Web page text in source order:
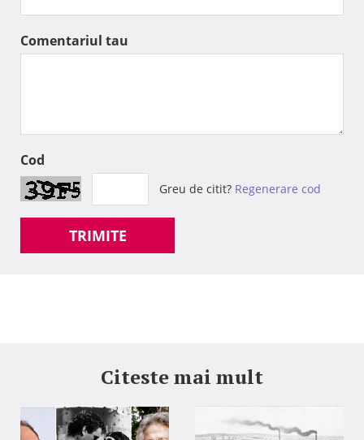
Comentariul tau
Cod
Greu de citit? Regenerare cod
TRIMITE
Citeste mai mult